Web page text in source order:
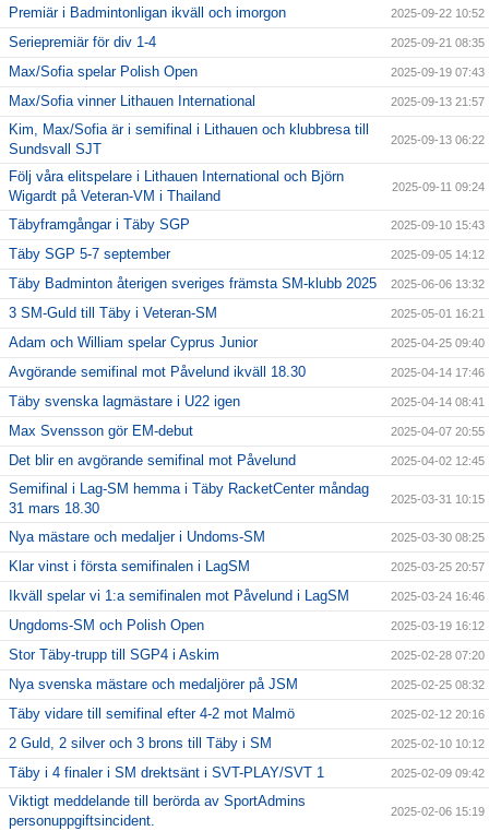
Premiär i Badmintonligan ikväll och imorgon 2025-09-22 10:52
Seriepremiär för div 1-4 2025-09-21 08:35
Max/Sofia spelar Polish Open 2025-09-19 07:43
Max/Sofia vinner Lithauen International 2025-09-13 21:57
Kim, Max/Sofia är i semifinal i Lithauen och klubbresa till
Sundsvall SJT
2025-09-13 06:22
Följ våra elitspelare i Lithauen International och Björn
Wigardt på Veteran-VM i Thailand
2025-09-11 09:24
Täbyframgångar i Täby SGP 2025-09-10 15:43
Täby SGP 5-7 september 2025-09-05 14:12
Täby Badminton återigen sveriges främsta SM-klubb 2025 2025-06-06 13:32
3 SM-Guld till Täby i Veteran-SM 2025-05-01 16:21
Adam och William spelar Cyprus Junior 2025-04-25 09:40
Avgörande semifinal mot Påvelund ikväll 18.30 2025-04-14 17:46
Täby svenska lagmästare i U22 igen 2025-04-14 08:41
Max Svensson gör EM-debut 2025-04-07 20:55
Det blir en avgörande semifinal mot Påvelund 2025-04-02 12:45
Semifinal i Lag-SM hemma i Täby RacketCenter måndag
31 mars 18.30
2025-03-31 10:15
Nya mästare och medaljer i Undoms-SM 2025-03-30 08:25
Klar vinst i första semifinalen i LagSM 2025-03-25 20:57
Ikväll spelar vi 1:a semifinalen mot Påvelund i LagSM 2025-03-24 16:46
Ungdoms-SM och Polish Open 2025-03-19 16:12
Stor Täby-trupp till SGP4 i Askim 2025-02-28 07:20
Nya svenska mästare och medaljörer på JSM 2025-02-25 08:32
Täby vidare till semifinal efter 4-2 mot Malmö 2025-02-12 20:16
2 Guld, 2 silver och 3 brons till Täby i SM 2025-02-10 10:12
Täby i 4 finaler i SM drektsänt i SVT-PLAY/SVT 1 2025-02-09 09:42
Viktigt meddelande till berörda av SportAdmins
personuppgiftsincident.
2025-02-06 15:19